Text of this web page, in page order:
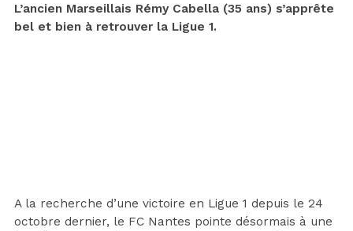
L’ancien Marseillais Rémy Cabella (35 ans) s’apprête
bel et bien à retrouver la Ligue 1.
A la recherche d’une victoire en Ligue 1 depuis le 24
octobre dernier, le FC Nantes pointe désormais à une